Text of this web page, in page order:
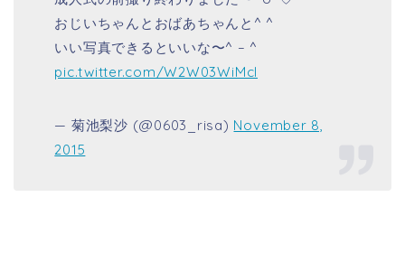
おじいちゃんとおばあちゃんと^ ^
いい写真できるといいな〜^ – ^
pic.twitter.com/W2W03WiMcl
— 菊池梨沙 (@0603_risa) November 8,
2015